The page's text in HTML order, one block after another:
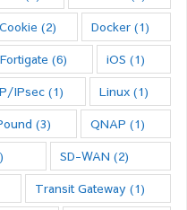
Cookie (2) Docker (1)
Fortigate (6) iOS (1)
IPsec (1) Linux (1)
(3) QNAP (1)
SD-WAN (2)
Transit Gateway(1)